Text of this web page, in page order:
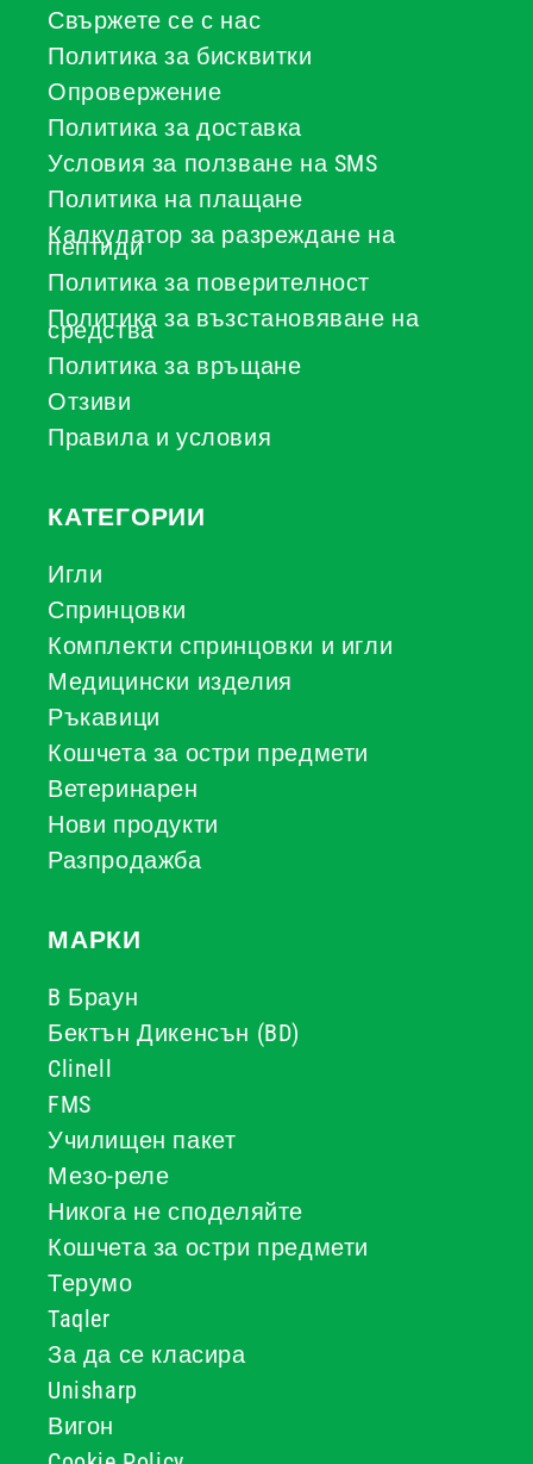
Свържете се с нас
Политика за бисквитки
Опровержение
Политика за доставка
Условия за ползване на SMS
Политика на плащане
Калкулатор за разреждане на
пептиди
Политика за поверителност
Политика за възстановяване на
средства
Политика за връщане
Отзиви
Правила и условия
КАТЕГОРИИ
Игли
Спринцовки
Комплекти спринцовки и игли
Медицински изделия
Ръкавици
Кошчета за остри предмети
Ветеринарен
Нови продукти
Разпродажба
МАРКИ
B Браун
Бектън Дикенсън (BD)
Clinell
FMS
Училищен пакет
Мезо-реле
Никога не споделяйте
Кошчета за остри предмети
Терумо
Taqler
За да се класира
Unisharp
Вигон